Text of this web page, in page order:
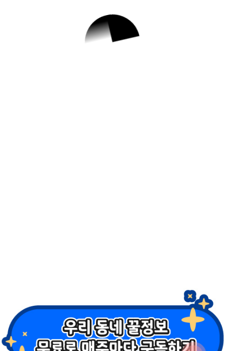
2023년도 대구도시
개발공사 신입사원
트업 페스티벌 '공대
스타챌린지' 프로그
램 참가자 모집 안내